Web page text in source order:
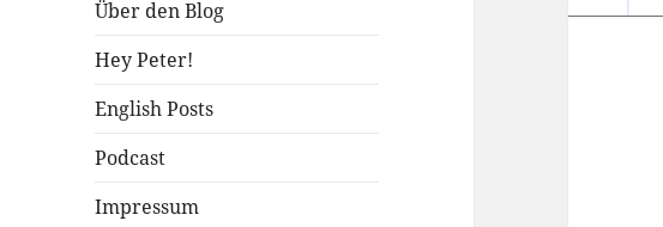
Über den Blog
Hey Peter!
English Posts
Podcast
Impressum